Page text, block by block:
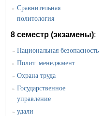
» Сравнительная
политология
8 семестр (экзамены):
» Национальная безопасность
» Полит. менеджмент
» Охрана труда
» Государственное
управление
» удали